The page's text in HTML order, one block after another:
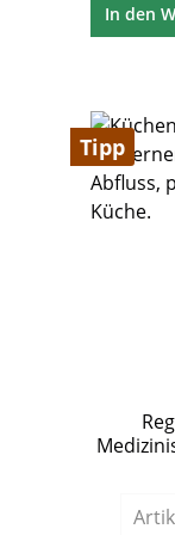
In den
Tipp